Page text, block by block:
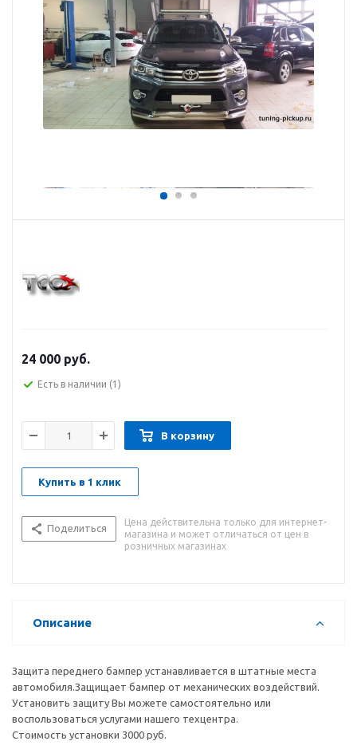
24 000 руб.
Есть в наличии (1)
В корзину
Купить в 1 клик
Поделиться
Цена действительна только для интернет-
магазина и может отличаться от цен в
розничных магазинах
Описание
Защита переднего бампер устанавливается в штатные места
автомобиля.Защищает бампер от механических воздействий.
Установить защиту Вы можете самостоятельно или
воспользоваться услугами нашего техцентра.
Стоимость установки 3000 руб.